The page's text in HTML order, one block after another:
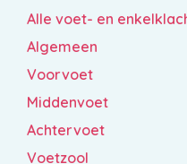
Alle voet- en
Algemeen
Voorvoet
Middenvoet
Achtervoet
Voetzool